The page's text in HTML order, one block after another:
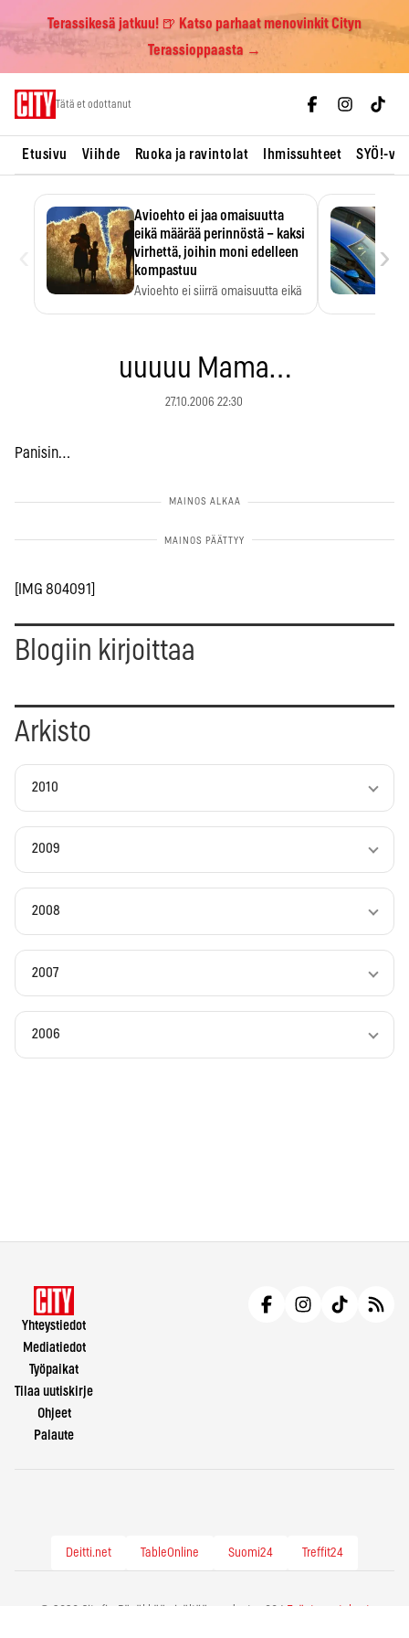
Terassikesä jatkuu! 🍺 Katso parhaat menovinkit Cityn
Terassioppaasta →
Tätä et odottanut
Etusivu Viihde Ruoka ja ravintolat Ihmissuhteet SYÖ!-
Avioehto ei jaa omaisuutta
eikä määrää perinnöstä – kaksi
virhettä, joihin moni edelleen
kompastuu
Avioehto ei siirrä omaisuutta eikä
›
uuuuu Mama…
27.10.2006 22:30
Panisin…
[IMG 804091]
Blogiin kirjoittaa
Arkisto
2010
2009
2008
2007
2006
Yhteystiedot
Mediatiedot
Työpaikat
Tilaa uutiskirje
Ohjeet
Palaute
Deitti.net TableOnline Suomi24 Treffit24